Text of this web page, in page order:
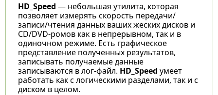
HD_Speed — небольшая утилита, которая
позволяет измерять скорость передачи/
записи/чтения данных ваших жеских дисков и
CD/DVD-ромов как в непрерывном, так и в
одиночном режиме. Есть графическое
представление полученных результатов,
записывать получаемые данные
записываются в лог-файл. HD_Speed умеет
работать как с логическими разделами, так и с
диском в целом.